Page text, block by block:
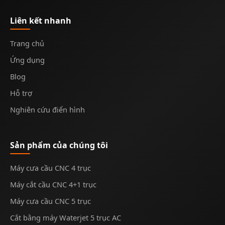
Liên kết nhanh
Trang chủ
Ứng dụng
Blog
Hỗ trợ
Nghiên cứu điển hình
Sản phẩm của chúng tôi
Máy cưa cầu CNC 4 trục
Máy cắt cầu CNC 4+1 trục
Máy cưa cầu CNC 5 trục
Cắt bằng máy Waterjet 5 trục AC